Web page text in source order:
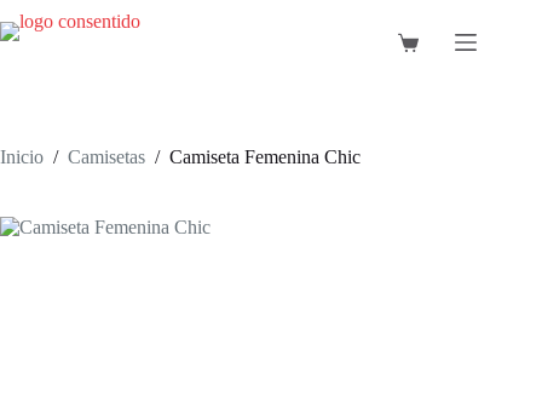
al
Carro
Inicio / Camisetas / Camiseta Femenina Chic